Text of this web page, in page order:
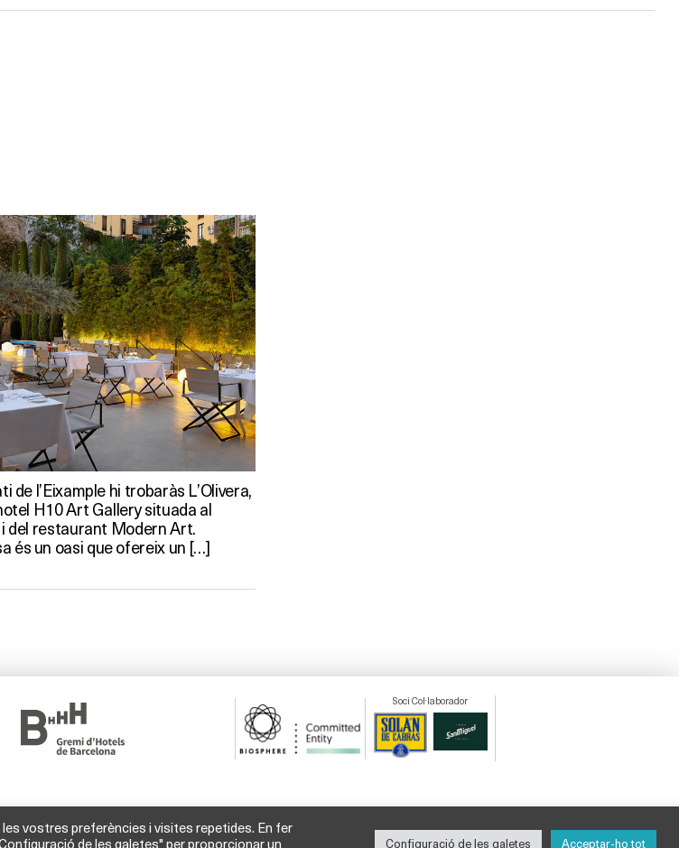
de l’Eixample hi trobaràs L’Olivera,
H10 Art Gallery situada al
del restaurant Modern Art.
és un oasi que ofereix un […]
Soci Col·laborador
vostres preferències i visites repetides. En fer
de les galetes" per proporcionar un
Configuració de les galetes Acceptar-ho tot